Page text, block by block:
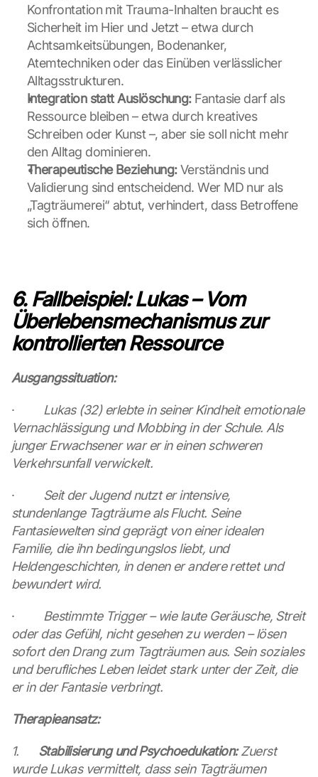
Konfrontation mit Trauma-Inhalten braucht es
Sicherheit im Hier und Jetzt – etwa durch
Achtsamkeitsübungen, Bodenanker,
Atemtechniken oder das Einüben verlässlicher
Alltagsstrukturen.
Integration statt Auslöschung: Fantasie darf als
Ressource bleiben – etwa durch kreatives
Schreiben oder Kunst –, aber sie soll nicht mehr
den Alltag dominieren.
Therapeutische Beziehung: Verständnis und
Validierung sind entscheidend. Wer MD nur als
„Tagträumerei“ abtut, verhindert, dass Betroffene
sich öffnen.
6. Fallbeispiel: Lukas – Vom
Überlebensmechanismus zur
kontrollierten Ressource
Ausgangssituation:
·
Lukas (32) erlebte in seiner Kindheit emotionale
Vernachlässigung und Mobbing in der Schule. Als
junger Erwachsener war er in einen schweren
Verkehrsunfall verwickelt.
· Seit der Jugend nutzt er intensive,
stundenlange Tagträume als Flucht. Seine
Fantasiewelten sind geprägt von einer idealen
Familie, die ihn bedingungslos liebt, und
Heldengeschichten, in denen er andere rettet und
bewundert wird.
·
Bestimmte Trigger – wie laute Geräusche, Streit
oder das Gefühl, nicht gesehen zu werden – lösen
sofort den Drang zum Tagträumen aus. Sein soziales
und berufliches Leben leidet stark unter der Zeit, die
er in der Fantasie verbringt.
Therapieansatz:
1. Stabilisierung und Psychoedukation: Zuerst
wurde Lukas vermittelt, dass sein Tagträumen
L
o
a
d
G
o
o
g
l
e
a
p
s
l
i
c
k
n
o
n
t
h
i
p
r
t
e
c
t
o
n
c
r
e
n
y
o